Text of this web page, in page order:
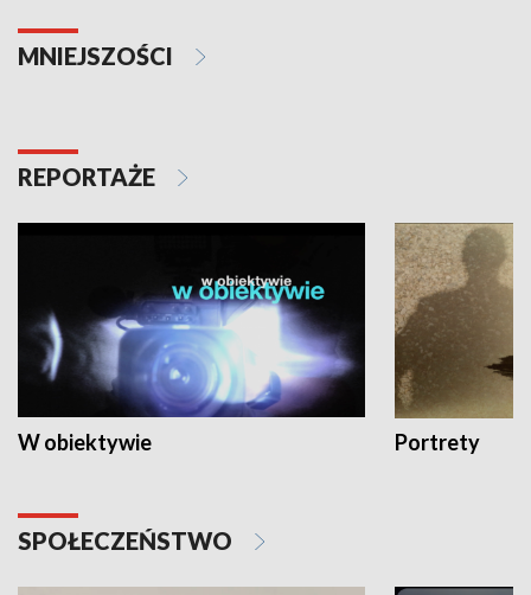
MNIEJSZOŚCI
REPORTAŻE
W obiektywie Portrety
SPOŁECZEŃSTWO